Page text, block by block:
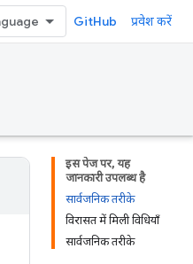
GitHub प्रवेश करें
इस पेज पर, यह
जानकारी उपलब्ध है
सार्वजनिक तरीके
विरासत में मिली विधियाँ
सार्वजनिक तरीके